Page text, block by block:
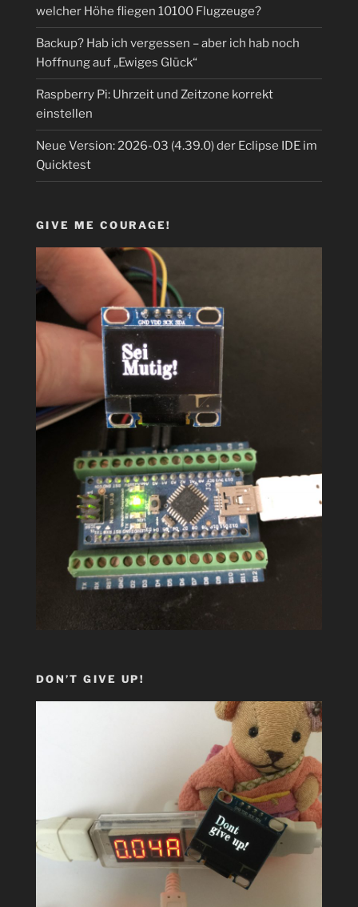
welcher Höhe fliegen 10100 Flugzeuge?
Backup? Hab ich vergessen – aber ich hab noch
Hoffnung auf „Ewiges Glück“
Raspberry Pi: Uhrzeit und Zeitzone korrekt
einstellen
Neue Version: 2026-03 (4.39.0) der Eclipse IDE im
Quicktest
GIVE ME COURAGE!
DON’T GIVE UP!